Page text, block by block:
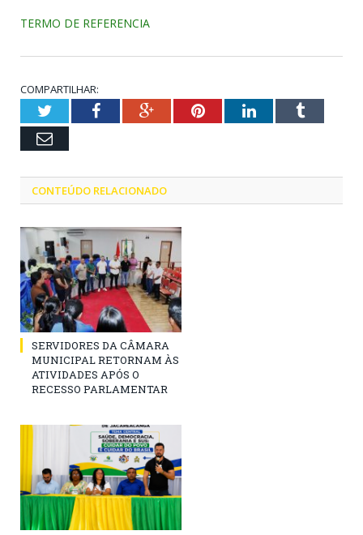
TERMO DE REFERENCIA
COMPARTILHAR:
TwitterFacebookGoogle+PinterestLinkedInTumblr
Email
CONTEÚDO RELACIONADO
SERVIDORES DA CÂMARA
MUNICIPAL RETORNAM ÀS
ATIVIDADES APÓS O
RECESSO PARLAMENTAR